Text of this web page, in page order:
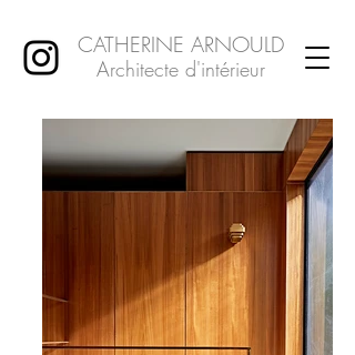
CATHERINE ARNOULD
Architecte d'intérieur